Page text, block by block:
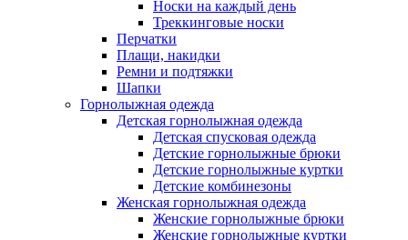
Носки на каждый день
Треккинговые носки
Перчатки
Плащи, накидки
Ремни и подтяжки
Шапки
Горнолыжная одежда
Детская горнолыжная одежда
Детская спусковая одежда
Детские горнолыжные брюки
Детские горнолыжные куртки
Детские комбинезоны
Женская горнолыжная одежда
Женские горнолыжные брюки
Женские горнолыжные куртки